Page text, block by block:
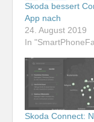
Skoda bessert
App nach
24. August 2019
In
Skoda Connect: